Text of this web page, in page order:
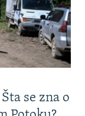
se zna o